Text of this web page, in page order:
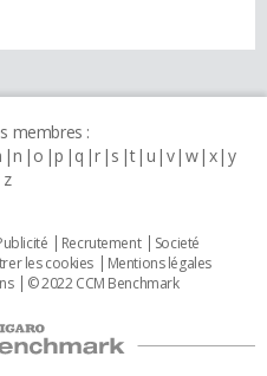
membres :
n o p q r s t u v w x y
z
Recrutement
Societé
les cookies
Mentions légales
© 2022 CCM Benchmark